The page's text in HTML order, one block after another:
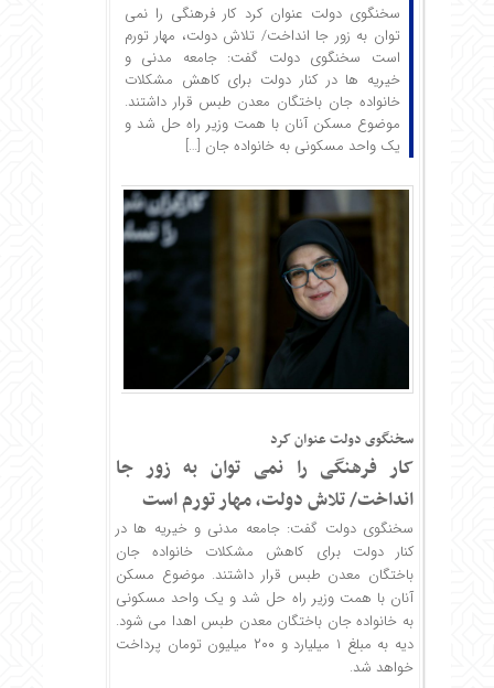
سخنگوی دولت عنوان کرد کار فرهنگی را نمی
توان به زور جا انداخت/ تلاش دولت، مهار تورم
است سخنگوی دولت گفت: جامعه مدنی و
خیریه ها در کنار دولت برای کاهش مشکلات
خانواده جان باختگان معدن طبس قرار داشتند.
موضوع مسکن آنان با همت وزیر راه حل شد و
یک واحد مسکونی به خانواده جان […]
سخنگوی دولت عنوان کرد
کار فرهنگی را نمی توان به زور جا
انداخت/ تلاش دولت، مهار تورم است
سخنگوی دولت گفت: جامعه مدنی و خیریه ها در
کنار دولت برای کاهش مشکلات خانواده جان
باختگان معدن طبس قرار داشتند. موضوع مسکن
آنان با همت وزیر راه حل شد و یک واحد مسکونی
به خانواده جان باختگان معدن طبس اهدا می شود.
دیه به مبلغ ۱ میلیارد و ۲۰۰ میلیون تومان پرداخت
خواهد شد.